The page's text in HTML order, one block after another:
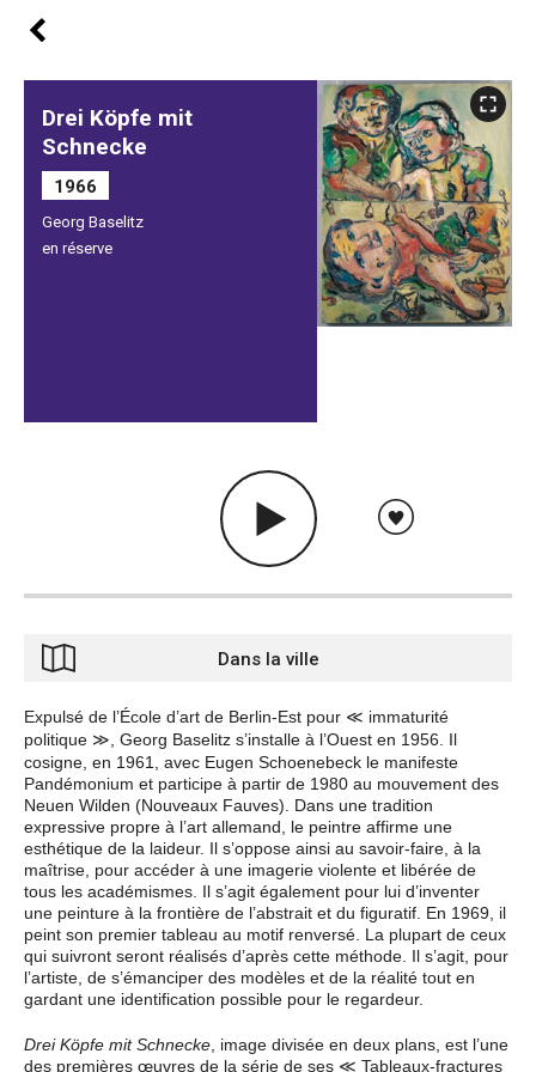
Drei Köpfe mit
Schnecke
1966
Georg Baselitz
en réserve
Dans la ville
Expulsé de l’École d’art de Berlin-Est pour ≪ immaturité
politique ≫ , Georg Baselitz s’installe à l’Ouest en 1956. Il
cosigne, en 1961, avec Eugen Schoenebeck le manifeste
Pandémonium et participe à partir de 1980 au mouvement des
Neuen Wilden (Nouveaux Fauves). Dans une tradition
expressive propre à l’art allemand, le peintre affirme une
esthétique de la laideur. Il s’oppose ainsi au savoir-faire, à la
maîtrise, pour accéder à une imagerie violente et libérée de
tous les académismes. Il s’agit également pour lui d’inventer
une peinture à la frontière de l’abstrait et du figuratif. En 1969, il
peint son premier tableau au motif renversé. La plupart de ceux
qui suivront seront réalisés d’après cette méthode. Il s’agit, pour
l’artiste, de s’émanciper des modèles et de la réalité tout en
gardant une identification possible pour le regardeur.
Drei Köpfe mit Schnecke , image divisée en deux plans, est l’une
des premières œuvres de la série de ses ≪ Tableaux-fractures